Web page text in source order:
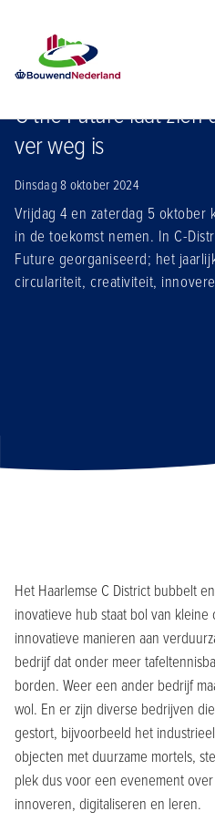
Nieuws
C the Future laat
ver weg is
Dinsdag 8 oktober 2024
Vrijdag 4 en zaterdag 5 oktober
in de toekomst nemen. In C-
Future georganiseerd; het
circulariteit, creativiteit,
Het Haarlemse C District bubbelt
inovatieve hub staat bol van
innovatieve manieren aan
bedrijf dat onder meer
borden. Weer een ander bedrijf
wol. En er zijn diverse bedrijven
gestort, bijvoorbeeld het
objecten met duurzame mortels,
plek dus voor een evenement
innoveren, digitaliseren en leren.